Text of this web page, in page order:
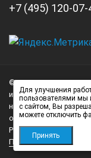
+7 (495) 120-07-
Нагорный
проезд
д.7
стр.
© 2026 А3
интернет-сайт носит
ни при каких
определяемой
Российской Федерации.
Политика обработки
Для улучшения
пользователями мы
с сайтом, Вы
можете отключить
Принять